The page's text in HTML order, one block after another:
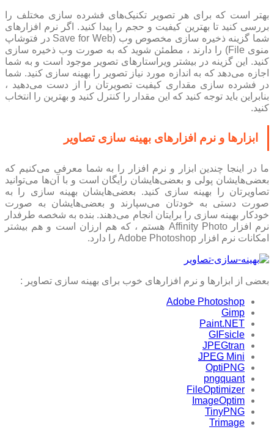
بهتر است که برای هر تصویر تکنیک‌های فشرده سازی مختلف را
بررسی کنید تا بهترین کیفیت و حجم را پیدا کنید. اگر نرم افزار‌های
شما گزینه ذخیره سازی مخصوص وب (Save for Web در فتوشاپ
منوی File) را دارند ، مطمئن شوید که به صورت وب ذخیره سازی
کنید. این گزینه در بیشتر ویراستار‌های تصویر موجود است و به شما
اجازه می‌دهد که به اندازه مورد نیاز تصویر را بهینه سازی کنید. شما
در فشرده سازی مقداری کیفیت تصویرتان را از دست می‌دهید ،
بنابراین باید توجه کنید که این مقدار را کنترل کنید و بهترین را انتخاب
کنید.
ابزار‌ها و نرم افزار‌های بهینه سازی تصاویر
ما در اینجا چندین ابزار و نرم افزار را به شما معرفی می‌کنیم که
بعضی‌هایشان پولی و بعضی‌هایشان رایگان است و با آن‌ها می‌توانید
تصاویرتان را بهینه سازی کنید. بعضی‌هایشان بهینه سازی را به
صورت دستی به خودتان می‌سپارند و بعضی‌هایشان به صورت
خودکار بهینه سازی را برایتان انجام می‌دهند. بنده به شخصه طرفدار
نرم افزار Affinity Photo هستم ، که هم ارزان است و هم بیشتر
امکانات نرم افزار Adobe Photoshop را دارد.
بعضی از ابزار‌ها و نرم افزار‌های خوب برای بهینه سازی تصاویر :
Adobe Photoshop
Gimp
Paint.NET
GIFsicle
JPEGtran
JPEG Mini
OptiPNG
pngquant
FileOptimizer
ImageOptim
TinyPNG
Trimage